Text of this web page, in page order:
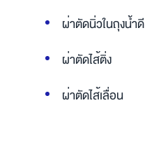
ผ่าตัดนิ่วในถุงน้ำดี
ผ่าตัดไส้ติ่ง
ผ่าตัดไส้เลื่อน